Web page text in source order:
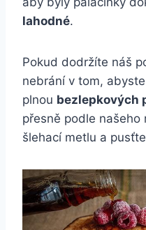
lahodné.
Pokud dodržíte náš
nebrání v tom,
plnou bezlepkových
přesně podle našeho
šlehací metlu a